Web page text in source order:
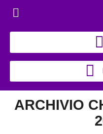
ARCHIVIO